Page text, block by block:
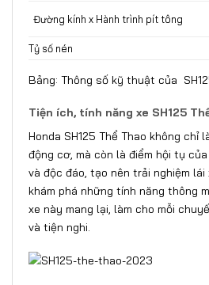
Đường kính x Hành trình pít tông
Tỷ số nén
Bảng: Thông số kỹ thuật của
Tiện ích, tính năng xe SH125
Honda SH125 Thể Thao không chỉ
động cơ, mà còn là điểm hội tụ
và độc đáo, tạo nên trải nghiệm lái
khám phá những tính năng thông
xe này mang lại, làm cho mỗi
và tiện nghi.